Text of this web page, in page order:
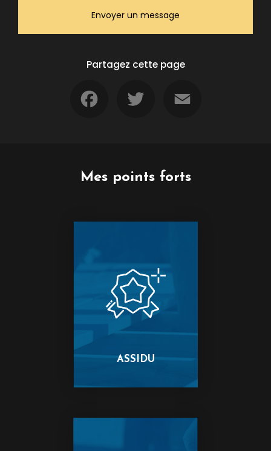
Envoyer un message
Partagez cette page
Mes points forts
ASSIDU